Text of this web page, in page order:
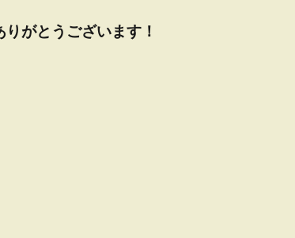
がとうございます！